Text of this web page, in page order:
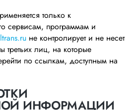
только к
сервисам, программам и
не контролирует и не несет
третьих лиц, на которые
по ссылкам, доступным на
ИНФОРМАЦИИ